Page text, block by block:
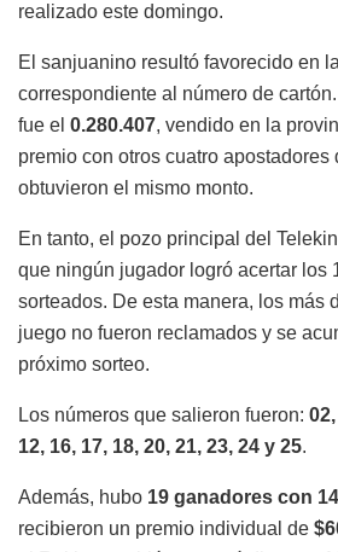
realizado este domingo.
El sanjuanino resultó favorecido en
correspondiente al número de
fue el 0.280.407, vendido en la
premio con otros cuatro apostadores
obtuvieron el mismo monto.
En tanto, el pozo principal del
que ningún jugador logró acertar los
sorteados. De esta manera, los más
juego no fueron reclamados y se
próximo sorteo.
Los números que salieron fueron:
12, 16, 17, 18, 20, 21, 23, 24 y 25.
Además, hubo 19 ganadores con
recibieron un premio individual de